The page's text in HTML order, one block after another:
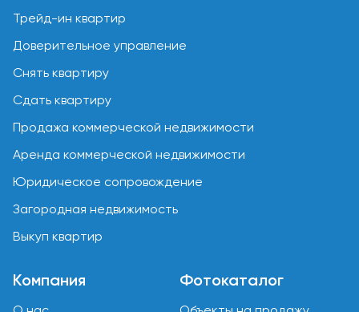
Трейд-ин квартир
Доверительное управление
Снять квартиру
Сдать квартиру
Продажа коммерческой недвижимости
Аренда коммерческой недвижимости
Юридическое сопровождение
Загородная недвижимость
Выкуп квартир
Компания Фотокаталог